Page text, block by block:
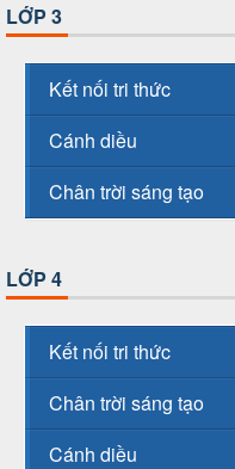
LỚP 3
Kết nối tri thức
Cánh diều
Chân trời sáng tạo
LỚP 4
Kết nối tri thức
Chân trời sáng tạo
Cánh diều